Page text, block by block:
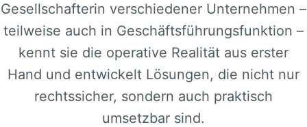
Gesellschafterin verschiedener Unternehmen –
teilweise auch in Geschäftsführungsfunktion –
kennt sie die operative Realität aus erster
Hand und entwickelt Lösungen, die nicht nur
rechtssicher, sondern auch praktisch
umsetzbar sind.